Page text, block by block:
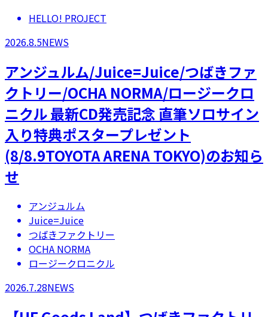
HELLO! PROJECT
2026.8.5NEWS
アンジュルム/Juice=Juice/つばきファ
クトリー/OCHA NORMA/ロージークロ
ニクル 最新CD発売記念 直筆ソロサイン
入り特典ポスタープレゼント
(8/8.9TOYOTA ARENA TOKYO)のお知ら
せ
アンジュルム
Juice=Juice
つばきファクトリー
OCHA NORMA
ロージークロニクル
2026.7.28NEWS